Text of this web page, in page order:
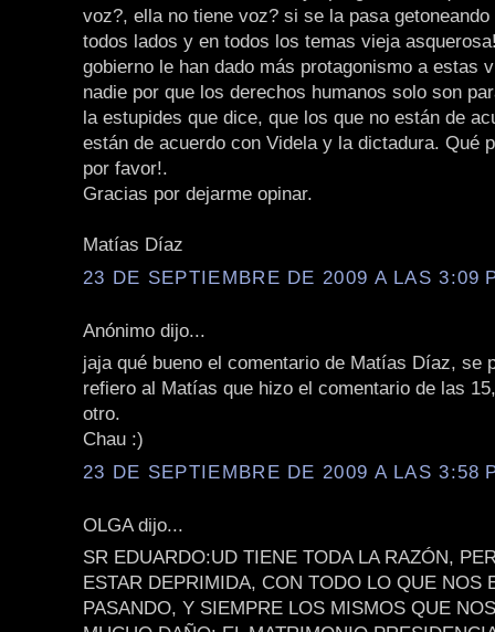
voz?, ella no tiene voz? si se la pasa
todos lados y en todos los temas vieja
gobierno le han dado más protagonismo a estas
nadie por que los derechos humanos solo son
la estupides que dice, que los que no están de
están de acuerdo con Videla y la dictadura. Qué
por favor!.
Gracias por dejarme opinar.
Matías Díaz
23 DE SEPTIEMBRE DE 2009 A LAS 3:09
Anónimo dijo...
jaja qué bueno el comentario de Matías Díaz, se
refiero al Matías que hizo el comentario de las
otro.
Chau :)
23 DE SEPTIEMBRE DE 2009 A LAS 3:58
OLGA dijo...
SR EDUARDO:UD TIENE TODA LA RAZÓN,
ESTAR DEPRIMIDA, CON TODO LO QUE NOS
PASANDO, Y SIEMPRE LOS MISMOS QUE